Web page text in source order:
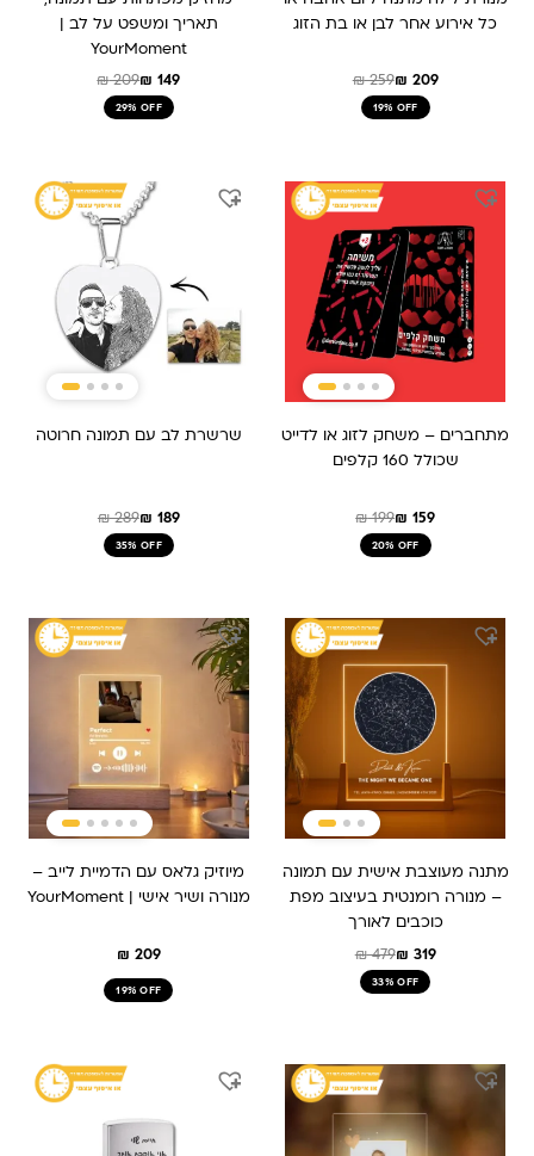
כל אירוע אחר לבן או בת הזוג
₪259₪ 209
19% OFF
תאריך ומשפט על לב |
YourMoment
₪209₪ 149
29% OFF
מתחברים – משחק לזוג או לדייט
שכולל 160 קלפים
₪199
המחיר
היה:
₪ 199.
₪ 159
המחיר
הוא:
₪ 159.
20% OFF
שרשרת לב עם תמונה חרוטה
₪289
המחיר
המקורי
₪ 189
המחיר
הנוכחי
35% OFF
מתנה מעוצבת אישית עם תמונה
– מנורה רומנטית בעיצוב מפת
כוכבים לאורך
₪479
המחיר
היה:
₪ 319
המחיר
הוא:
33% OFF
מיוזיק גלאס עם הדמיית לייב –
מנורה ושיר אישי | YourMoment
₪ 209
19% OFF
המחיר
היה:
המחיר
הוא:
₪ 179.